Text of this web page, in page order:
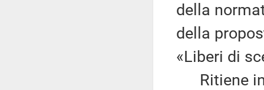
della
della
«Liberi di
Ritiene